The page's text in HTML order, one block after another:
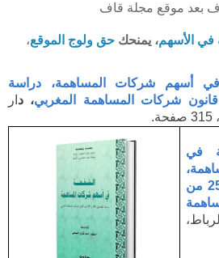
بعد موقع مجلة قاف
في الأسهم، يمنحك حق ولوج الموقع،
في أسهم شركات المساهمة، دراسة
، د ار
في
دراسة للمادتين 253 و257 من